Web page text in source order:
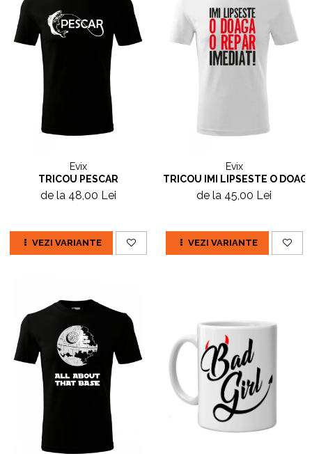
Evix
TRICOU PESCAR
de la 48,00 Lei
VEZI VARIANTE
Evix
TRICOU IMI LIPSESTE O
de la 45,00 Lei
VEZI VARIANTE